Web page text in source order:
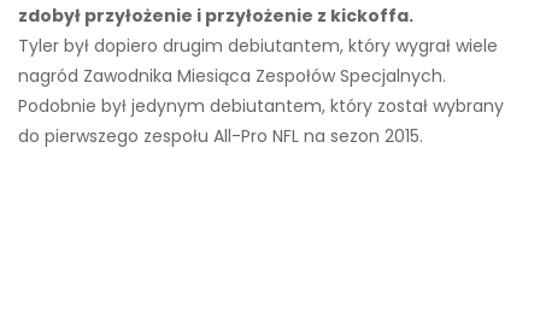
zdobył przyłożenie i przyłożenie z kickoffa.
Tyler był dopiero drugim debiutantem, który wygrał wiele
nagród Zawodnika Miesiąca Zespołów Specjalnych.
Podobnie był jedynym debiutantem, który został wybrany
do pierwszego zespołu All-Pro NFL na sezon 2015.